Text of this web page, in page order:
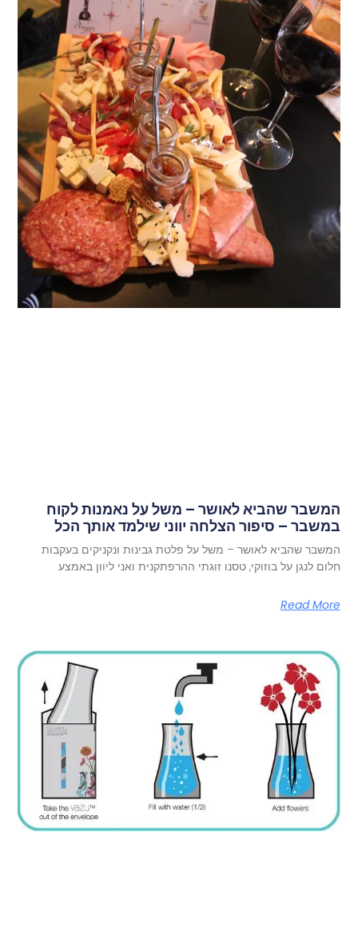
המשבר שהביא לאושר – משל על נאמנות לקוח
במשבר – סיפור הצלחה יווני שילמד אותך הכל
המשבר שהביא לאושר – משל על פלטת גבינות ונקניקים בעקבות
חלום לנגן על בוזוקי, טסנו זוגתי ההרפתקנית ואני ליוון באמצע
Read More